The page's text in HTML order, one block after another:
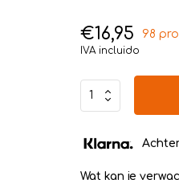
€16,95 98
IVA incluido
Wat kan je